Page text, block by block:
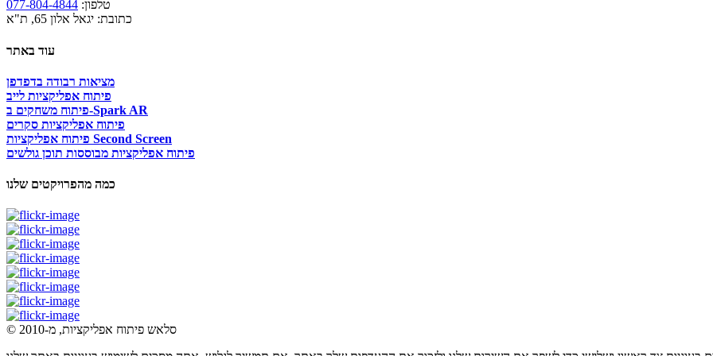
טלפון: 077-804-4844
כתובת: יגאל אלון 65, ת"א
עוד באתר
מציאות רבודה בדפדפן
פיתוח אפליקציות לייב
פיתוח משחקים ב-Spark AR
פיתוח אפליקציות סקרים
פיתוח אפליקציות Second Screen
פיתוח אפליקציות מבוססות תוכן גולשים
כמה מהפרויקטים שלנו
© סלאש פיתוח אפליקציות, מ-2010